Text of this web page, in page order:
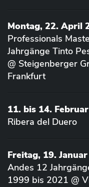
Montag, 22. April
Professionals
Jahrgänge Tinto
@ Steigenberger
Frankfurt
11. bis 14.
Ribera del Duero
Freitag, 19.
Andes 12
1999 bis 2021 @